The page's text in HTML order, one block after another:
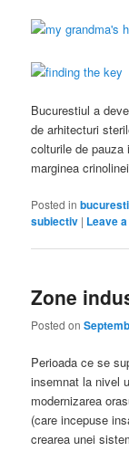
Bucurestiul a
de arhitecturi
colturile de
marginea
Posted in bucuresti
subiectiv | Leave
Zone
Posted on
Perioada ce se
insemnat la nivel
modernizarea
(care incepuse
crearea unei